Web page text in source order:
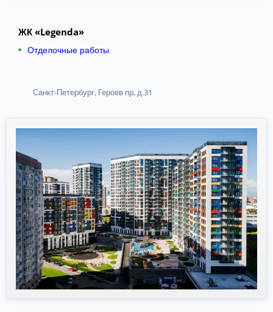
ЖК «Legenda»
Отделочные работы
Санкт-Петербург, Героев пр, д.31